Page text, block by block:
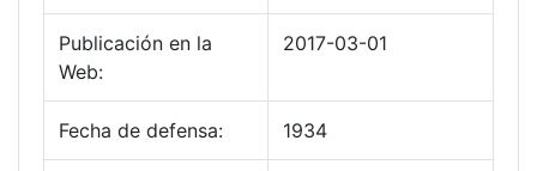
Publicación en la
Web:
2017-03-01
Fecha de defensa: 1934